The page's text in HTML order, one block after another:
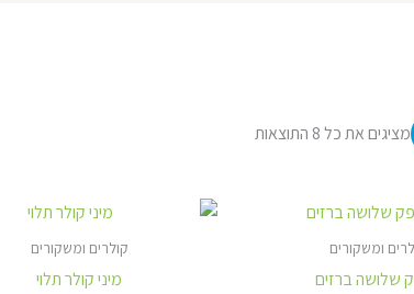
מציגים את כל ⁦8⁩ התוצאות
ומשקורים
שלושה ברזים
קולרים ומשקורים
מיני קולר תלוי